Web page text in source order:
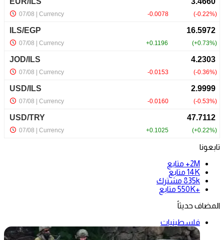
تابعونا
2M+
متابع
14K متابع
835k مشترك
+550K
متابع
المضاف حديثاً
فلسطينيات